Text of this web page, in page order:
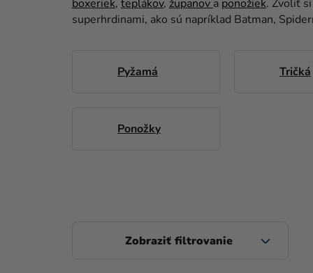
boxeriek, teplákov, županov a ponožiek. Zvoliť
superhrdinami, ako sú napríklad Batman,
Pyžamá Tričká
Ponožky